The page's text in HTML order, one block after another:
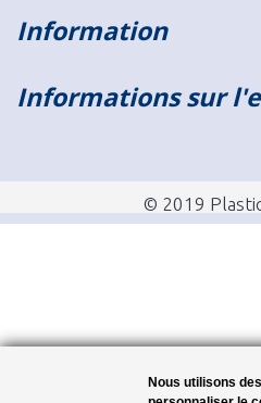
Information
Informations sur
© 2019
Nous utilisons